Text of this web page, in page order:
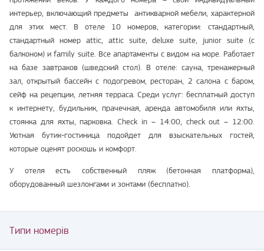
интерьер, включающий предметы антикварной мебели, характерной
для этих мест. В отеле 10 номеров, категории: стандартный,
стандартный номер attic, attic suite, deluxe suite, junior suite (с
балконом) и family suite. Все апартаменты с видом на море. Работает
на базе завтраков (шведский стол). В отеле: сауна, тренажерный
зал, открытый бассейн с подогревом, ресторан, 2 салона с баром,
сейф на рецепции, летняя терраса. Среди услуг: бесплатный доступ
к интернету, будильник, прачечная, аренда автомобиля или яхты,
стоянка для яхты, парковка. Check in – 14:00, check out – 12:00.
Уютная бутик-гостиница подойдет для взыскательных гостей,
которые оценят роскошь и комфорт.
У отеля есть собственный пляж (бетонная платформа),
оборудованный шезлонгами и зонтами (бесплатно).
Типи номерів